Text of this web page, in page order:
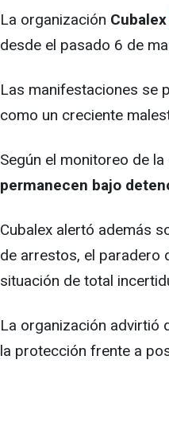
La organización Cubalex
desde el pasado 6 de
Las manifestaciones se
como un creciente
Según el monitoreo de
permanecen bajo
Cubalex alertó además
de arrestos, el paradero
situación de total
La organización advirtió
la protección frente a